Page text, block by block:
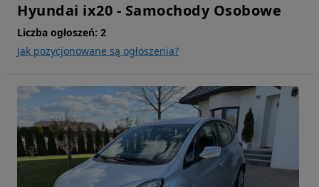
Hyundai ix20 - Samochody Osobowe
Liczba ogłoszeń: 2
Jak pozycjonowane są ogłoszenia?